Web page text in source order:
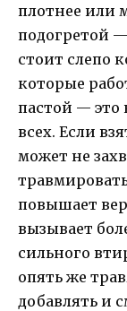
плотнее или
подогретой
стоит слепо
которые
пастой — это
всех. Если
может не
повышает
вызывает
сильного
опять же
добавлять и